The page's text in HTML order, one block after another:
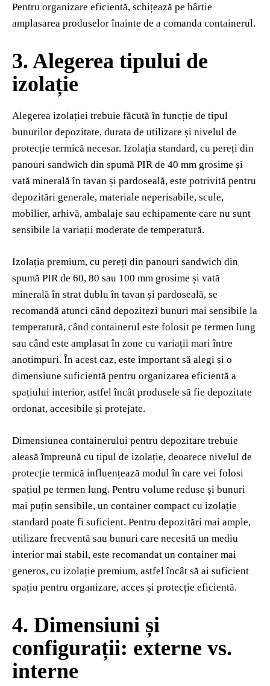
Pentru organizare eficientă, schițează pe hârtie
amplasarea produselor înainte de a comanda containerul.
3. Alegerea tipului de
izolație
Alegerea izolației trebuie făcută în funcție de tipul
bunurilor depozitate, durata de utilizare și nivelul de
protecție termică necesar. Izolația standard, cu pereți din
panouri sandwich din spumă PIR de 40 mm grosime și
vată minerală în tavan și pardoseală, este potrivită pentru
depozitări generale, materiale neperisabile, scule,
mobilier, arhivă, ambalaje sau echipamente care nu sunt
sensibile la variații moderate de temperatură.
Izolația premium, cu pereți din panouri sandwich din
spumă PIR de 60, 80 sau 100 mm grosime și vată
minerală în strat dublu în tavan și pardoseală, se
recomandă atunci când depozitezi bunuri mai sensibile la
temperatură, când containerul este folosit pe termen lung
sau când este amplasat în zone cu variații mari între
anotimpuri. În acest caz, este important să alegi și o
dimensiune suficientă pentru organizarea eficientă a
spațiului interior, astfel încât produsele să fie depozitate
ordonat, accesibile și protejate.
Dimensiunea containerului pentru depozitare trebuie
aleasă împreună cu tipul de izolație, deoarece nivelul de
protecție termică influențează modul în care vei folosi
spațiul pe termen lung. Pentru volume reduse și bunuri
mai puțin sensibile, un container compact cu izolație
standard poate fi suficient. Pentru depozitări mai ample,
utilizare frecventă sau bunuri care necesită un mediu
interior mai stabil, este recomandat un container mai
generos, cu izolație premium, astfel încât să ai suficient
spațiu pentru organizare, acces și protecție eficientă.
4. Dimensiuni și
configurații: externe vs.
interne